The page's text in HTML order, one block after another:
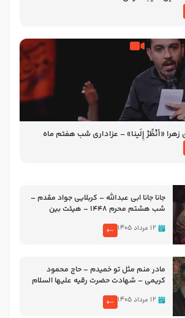
«أُنْظُرْ إِلَینا» – عزاداری شب هفتم ماه
جانا جانا ابی عبدالله – کربلایی جواد مقدم –
شب هشتم محرم 1448 – هیئت بین
۱۲ مرداد ۱۴۰۵
مادر منم مثل تو خمیدم – حاج محمود
کریمی – شهادت حضرت رقیه علیها السلام
۱۲ مرداد ۱۴۰۵